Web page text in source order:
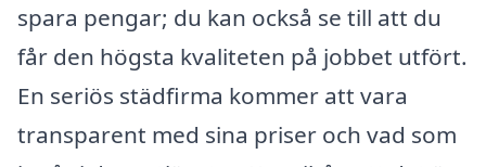
spara pengar; du kan också se till att du
får den högsta kvaliteten på jobbet utfört.
En seriös städfirma kommer att vara
transparent med sina priser och vad som